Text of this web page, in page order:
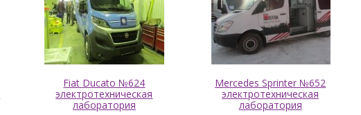
Fiat Ducato №624
электротехническая
лаборатория
Mercedes Sprinter №652
электротехническая
лаборатория